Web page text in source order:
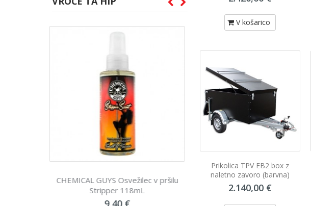
V košarico
Prikolica TPV EB2 box z
naletno zavoro (barvna)
2.140,00 €
AREXONS Wizzy goba maxi
3,90 €
AREXONS Dišeči gel Tropical
4,90 €